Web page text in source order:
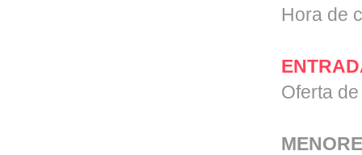
Hora de
Oferta